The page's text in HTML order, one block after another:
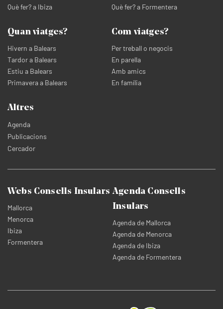
Què fer? a Ibiza
Què fer? a Formentera
Quan viatges?
Hivern a Balears
Tardor a Balears
Estiu a Balears
Primavera a Balears
Com viatges?
Per treball o negocis
En parella
Amb amics
En família
Altres
Agenda
Publicacions
Cercador
Webs Consells Insulars
Mallorca
Menorca
Ibiza
Formentera
Agenda Consells
Insulars
Agenda de Mallorca
Agenda de Menorca
Agenda de Ibiza
Agenda de Formentera